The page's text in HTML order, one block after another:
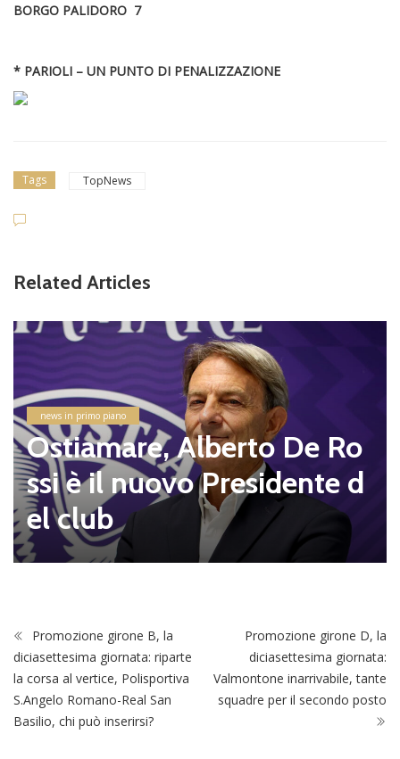
BORGO PALIDORO 7
* PARIOLI – UN PUNTO DI PENALIZZAZIONE
Tags TopNews
Related Articles
news in primo piano
Ostiamare, Alberto De Ro
ssi è il nuovo Presidente d
el club
Promozione girone B, la
diciasettesima giornata: riparte
la corsa al vertice, Polisportiva
S.Angelo Romano-Real San
Basilio, chi può inserirsi?
Promozione girone D, la
diciasettesima giornata:
Valmontone inarrivabile, tante
squadre per il secondo posto